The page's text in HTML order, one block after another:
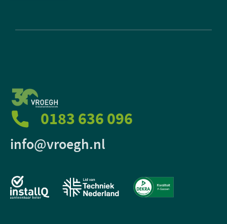
0183 636 096
info@vroegh.nl